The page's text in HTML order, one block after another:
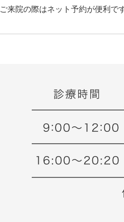
ご来院の際はネット予約が便利で